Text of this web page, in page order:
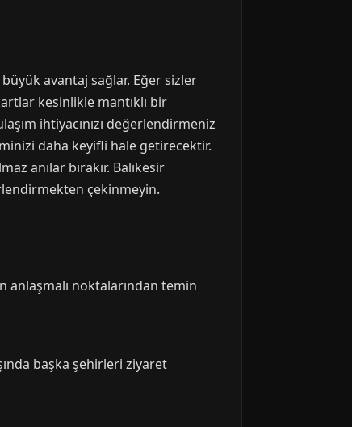
avantaj sağlar. Eğer sizler
kesinlikle mantıklı bir
ihtiyacınızı değerlendirmeniz
daha keyifli hale getirecektir.
anılar bırakır. Balıkesir
çekinmeyin.
anlaşmalı noktalarından temin
başka şehirleri ziyaret